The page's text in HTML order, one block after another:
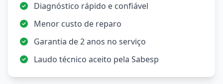
Diagnóstico rápido e confiável
Menor custo de reparo
Garantia de 2 anos no serviço
Laudo técnico aceito pela Sabesp